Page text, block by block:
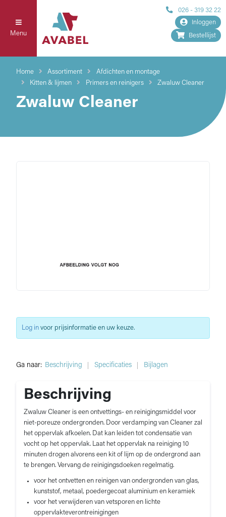
Menu
026 - 319 32 22
Inloggen
Bestellijst
Home Assortiment
Afdichten en montage
Kitten & lijmen
Primers en reinigers Zwaluw Cleaner
Zwaluw Cleaner
Ga naar: Beschrijving Specificaties Bijlagen
Beschrijving
Zwaluw Cleaner is een ontvettings- en reinigingsmiddel voor
niet-poreuze ondergronden. Door verdamping van Cleaner zal
het oppervlak afkoelen. Dat kan leiden tot condensatie van
vocht op het oppervlak. Laat het oppervlak na reiniging 10
minuten drogen alvorens een kit of lijm op de ondergrond aan
te brengen. Vervang de reinigingsdoeken regelmatig.
voor het ontvetten en reinigen van ondergronden van glas,
kunststof, metaal, poedergecoat aluminium en keramiek
voor het verwijderen van vetsporen en lichte
oppervlakteverontreinigingen
Log in voor prijsinformatie en uw keuze.